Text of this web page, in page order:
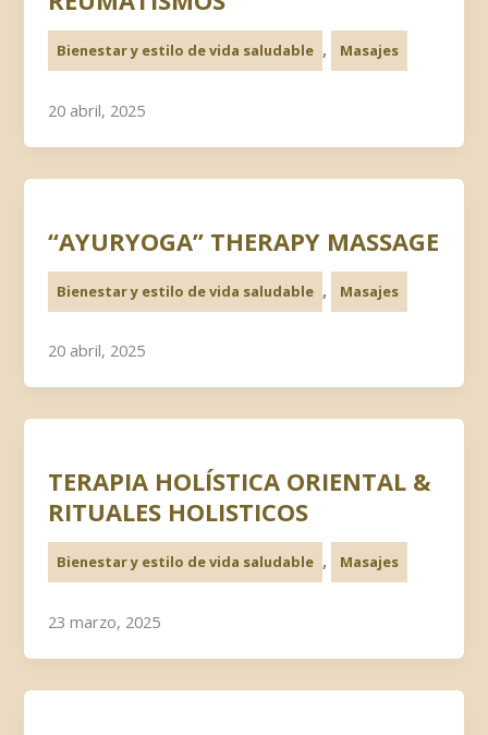
Bienestar y estilo de vida saludable , Masajes
20 abril, 2025
“AYURYOGA” THERAPY MASSAGE
Bienestar y estilo de vida saludable , Masajes
20 abril, 2025
TERAPIA HOLÍSTICA ORIENTAL &
RITUALES HOLISTICOS
Bienestar y estilo de vida saludable , Masajes
23 marzo, 2025